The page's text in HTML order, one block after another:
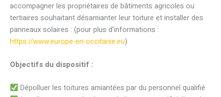
accompagner les propriétaires de bâtiments agricoles ou
tertiaires souhaitant désamianter leur toiture et installer des
panneaux solaires : (pour plus d’informations :
https://www.europe-en-occitanie.eu)
Objectifs du dispositif :
Dépolluer les toitures amiantées par du personnel qualifié